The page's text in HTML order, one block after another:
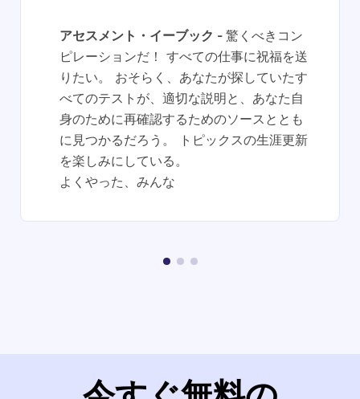
アセスメント・イーブック
驚くべきコン
ピレーションだ！ すべての仕事に祝福を送
りたい。 おそらく、あなたが探していたす
べてのテストが、適切な説明と、あなた自
身のために再確認するためのソースととも
に見つかるだろう。 トピックスの生涯更新
を楽しみにしている。
よくやった、みんな